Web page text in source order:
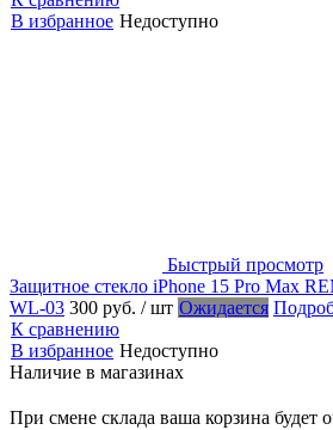
В избранное Недоступно
Быстрый просмотр
Защитное стекло iPhone 15 Pro Max
WL-03 300 руб. / шт Ожидается
К сравнению
В избранное Недоступно
Наличие в магазинах
При смене склада ваша корзина будет